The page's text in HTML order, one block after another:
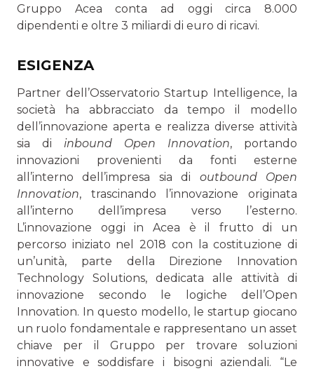
Gruppo Acea conta ad oggi circa 8.000
dipendenti e oltre 3 miliardi di euro di ricavi.
ESIGENZA
Partner dell’Osservatorio Startup Intelligence, la
società ha abbracciato da tempo il modello
dell’innovazione aperta e realizza diverse attività
sia di inbound Open Innovation, portando
innovazioni provenienti da fonti esterne
all’interno dell’impresa sia di outbound Open
Innovation, trascinando l’innovazione originata
all’interno dell’impresa verso l’esterno.
L’innovazione oggi in Acea è il frutto di un
percorso iniziato nel 2018 con la costituzione di
un’unità, parte della Direzione Innovation
Technology Solutions, dedicata alle attività di
innovazione secondo le logiche dell’Open
Innovation. In questo modello, le startup giocano
un ruolo fondamentale e rappresentano un asset
chiave per il Gruppo per trovare soluzioni
innovative e soddisfare i bisogni aziendali. “Le